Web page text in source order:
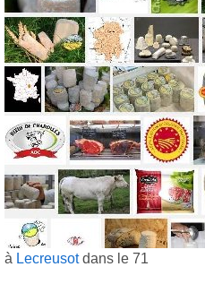
à Lecreusotdans le 71